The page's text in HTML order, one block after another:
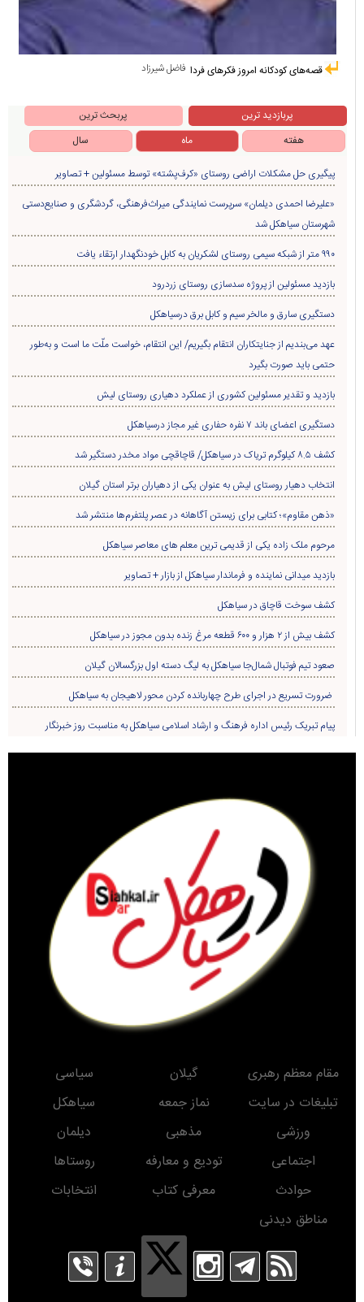
فاضل شیرزاد قصه‌های کودکانه امروز فکرهای فردا
پربازدید ترین
پربحث ترین
هفته
ماه سال
پیگیری حل مشکلات اراضی روستای «کرف‌پشته» توسط مسئولین + تصاویر
«علیرضا احمدی دیلمان» سرپرست نمایندگی میراث‌فرهنگی، گردشگری و صنایع‌دستی
شهرستان سیاهکل شد
۹۹۰ متر از شبکه سیمی روستای لشکریان به کابل خودنگهدار ارتقاء یافت
بازدید مسئولین از پروژه سدسازی روستای زردرود
دستگیری سارق و مالخر سیم و کابل برق درسیاهکل
عهد می‌بندیم از جنایتکاران انتقام بگیریم/ این انتقام، خواست ملّت ما است و به‌طور
حتمی باید صورت بگیرد
بازدید و تقدیر مسئولین کشوری از عملکرد دهیاری روستای لیش
دستگیری اعضای باند ۷ نفره حفاری غير مجاز درسیاهکل
کشف ۸.۵ کیلوگرم تریاک در سیاهکل/ قاچاقچی مواد مخدر دستگیر شد
انتخاب دهیار روستای لیش به عنوان یکی از دهیاران برتر استان گیلان
«ذهن مقاوم»؛ کتابی برای زیستن آگاهانه در عصر پلتفرم‌ها منتشر شد
مرحوم ملک زاده یکی از قدیمی ترین معلم های معاصر سیاهکل
بازدید میدانی نماینده و فرماندار سیاهکل از بازار + تصاویر
کشف سوخت قاچاق در سياهکل
کشف بیش از ۲ هزار و ۶۰۰ قطعه مرغ زنده بدون مجوز در سیاهکل
صعود تیم فوتبال شمال‌جا‌ سیاهکل به لیگ دسته اول بزرگسالان گیلان
ضرورت تسریع در اجرای طرح چهاربانده کردن محور لاهیجان به سیاهکل
پیام تبریک رئیس اداره فرهنگ و ارشاد اسلامی سیاهکل به مناسبت روز خبرنگار
مقام معظم رهبری گیلان
سیاسی
تبلیغات در سایت
نماز جمعه
سیاهکل
ورزشی
مذهبی
دیلمان
اجتماعی
تودیع و معارفه
روستاها
حوادث
معرفی کتاب
انتخابات
مناطق دیدنی